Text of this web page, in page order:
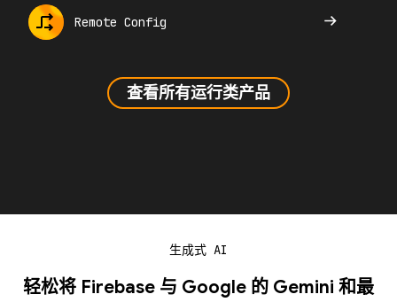
Remote Config
查看所有运行类产品
生成式 AI
轻松将 Firebase 与 Google 的 Gemini 和最